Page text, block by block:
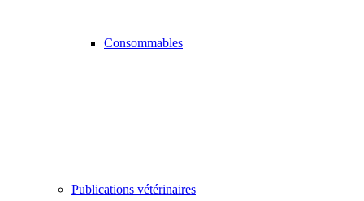
Consommables
Publications vétérinaires